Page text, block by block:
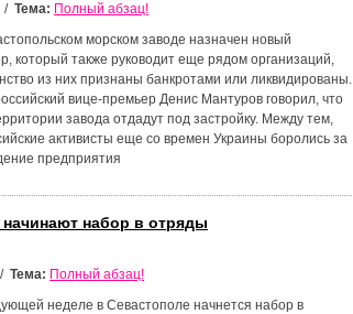
/ Тема: Полный абзац!
морском заводе назначен новый
который также руководит еще рядом организаций,
из них признаны банкротами или ликвидированы.
вице-премьер Денис Мантуров говорил, что
завода отдадут под застройку. Между тем,
активисты еще со времен Украины боролись за
предприятия
набор в отряды
/ Тема: Полный абзац!
неделе в Севастополе начнется набор в